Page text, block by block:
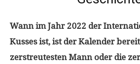
Wann im Jahr 2022 der
Kusses ist, ist der Kalender
zerstreutesten Mann oder die